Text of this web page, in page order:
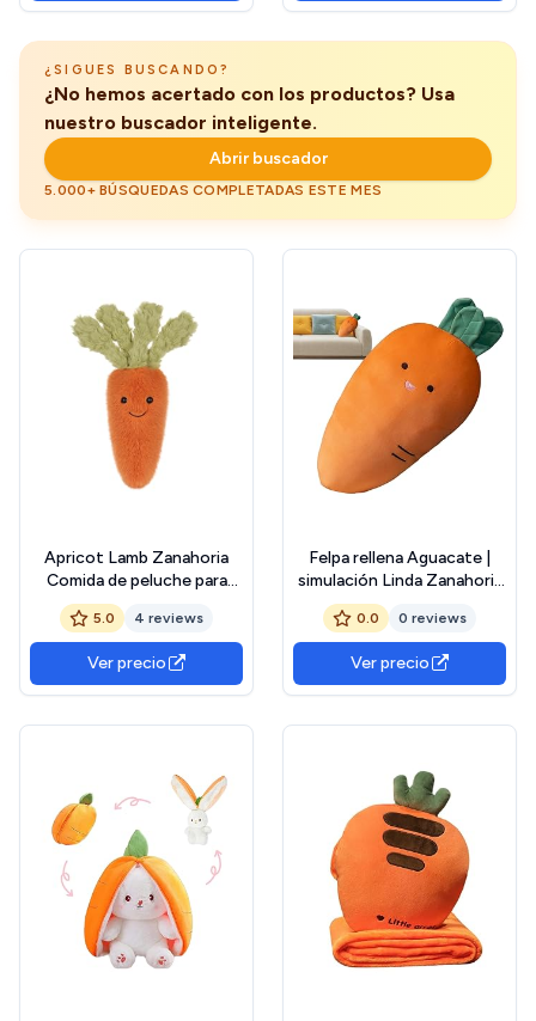
empujar, favores de fiesta
¿SIGUES BUSCANDO?
¿No hemos acertado con los productos? Usa
nuestro buscador inteligente.
Abrir buscador
5.000+ BÚSQUEDAS COMPLETADAS ESTE MES
Apricot Lamb Zanahoria
Comida de peluche para
niños, suave y lindo peluche
para bebés, niñas y niños,
zanahoria esponjosa, color
naranja, 22 cm
5.0 4 reviews
Ver precio
Felpa rellena Aguacate |
simulación Linda Zanahoria
Aguacate plátano Hongo
Peluche Almohada - Cojín
Frutas y Verduras plátano,
Almohadas para niños,
muñeco Peluche
0.0 0 reviews
Ver precio